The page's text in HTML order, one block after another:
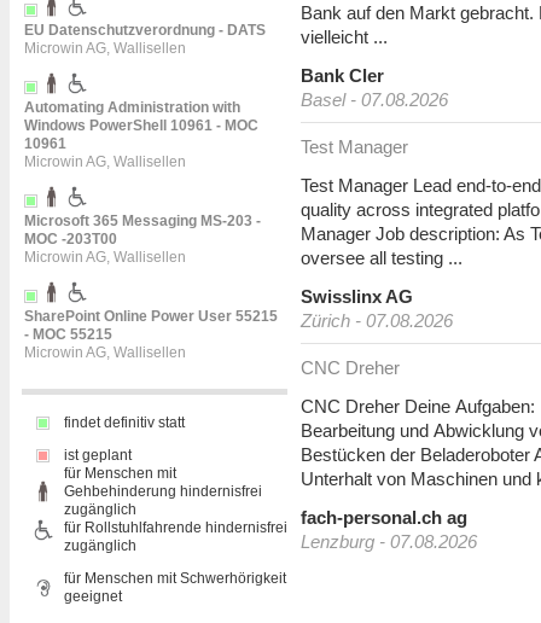
EU Datenschutzverordnung - DATS
Microwin AG, Wallisellen
Automating Administration with
Windows PowerShell 10961 - MOC
10961
Microwin AG, Wallisellen
Microsoft 365 Messaging MS-203 -
MOC -203T00
Microwin AG, Wallisellen
SharePoint Online Power User 55215
- MOC 55215
Microwin AG, Wallisellen
findet definitiv statt
ist geplant
für Menschen mit
Gehbehinderung hindernisfrei
zugänglich
für Rollstuhlfahrende hindernisfrei
zugänglich
für Menschen mit Schwerhörigkeit
geeignet
Bank auf den Markt
vielleicht ...
Bank Cler
Basel - 07.08.2026
Test Manager
Test Manager Lead end-to-
quality across integrated
Manager Job description: As
oversee all testing ...
Swisslinx AG
Zürich - 07.08.2026
CNC Dreher
CNC Dreher Deine
Bearbeitung und Abwicklung
Bestücken der Beladeroboter
Unterhalt von Maschinen und
fach-personal.ch ag
Lenzburg - 07.08.2026